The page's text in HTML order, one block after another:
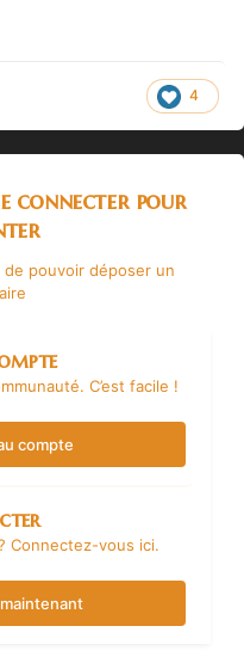
4
connecter pour
pouvoir déposer un
C’est facile !
compte
Connectez-vous ici.